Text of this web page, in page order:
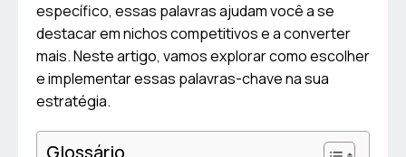
específico, essas palavras ajudam você a se
destacar em nichos competitivos e a converter
mais. Neste artigo, vamos explorar como escolher
e implementar essas palavras-chave na sua
estratégia.